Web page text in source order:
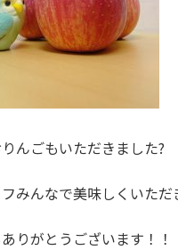
んごもいただきました?
みんなで美味しくいただ
りがとうございます！！